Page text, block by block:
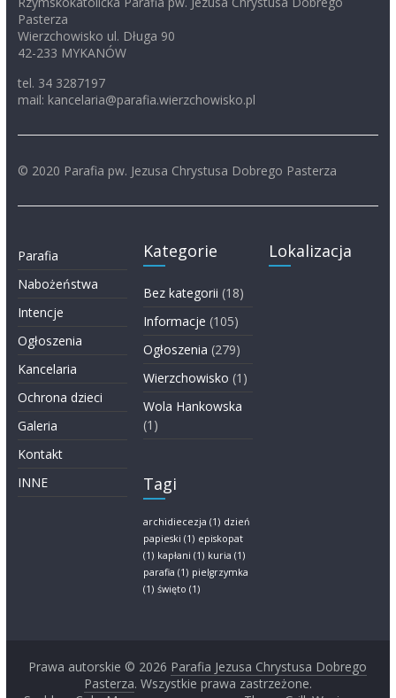
Pasterza
Wierzchowisko ul. Długa 90
42-233 MYKANÓW
tel. 34 3287197
mail: kancelaria@parafia.wierzchowisko.pl
© 2020 Parafia pw. Jezusa Chrystusa Dobrego Pasterza
Parafia
Nabożeństwa
Intencje
Ogłoszenia
Kancelaria
Ochrona dzieci
Galeria
Kontakt
INNE
Kategorie
Bez kategorii (18)
Informacje (105)
Ogłoszenia (279)
Wierzchowisko (1)
Wola Hankowska
(1)
Tagi
archidiecezja (1) dzień
papieski (1) episkopat
(1) kapłani (1) kuria (1)
parafia (1) pielgrzymka
(1) święto (1)
Lokalizacja
Prawa autorskie © 2026 Parafia Jezusa Chrystusa Dobrego
Pasterza. Wszystkie prawa zastrzeżone.